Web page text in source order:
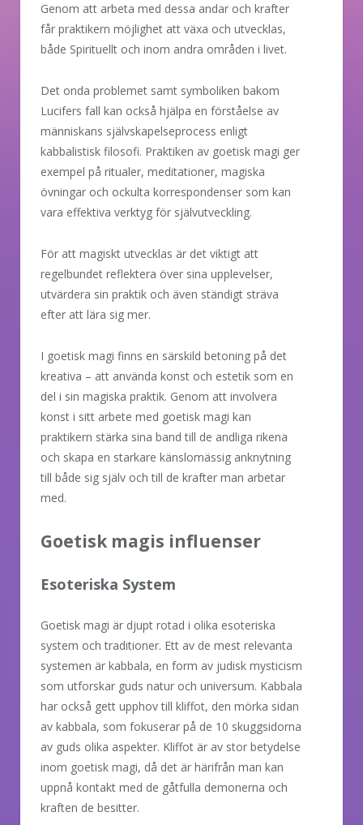
Genom att arbeta med dessa andar och krafter
får praktikern möjlighet att växa och utvecklas,
både Spirituellt och inom andra områden i livet.
Det onda problemet samt symboliken bakom
Lucifers fall kan också hjälpa en förståelse av
människans självskapelseprocess enligt
kabbalistisk filosofi. Praktiken av goetisk magi ger
exempel på ritualer, meditationer, magiska
övningar och ockulta korrespondenser som kan
vara effektiva verktyg för självutveckling.
För att magiskt utvecklas är det viktigt att
regelbundet reflektera över sina upplevelser,
utvärdera sin praktik och även ständigt sträva
efter att lära sig mer.
I goetisk magi finns en särskild betoning på det
kreativa – att använda konst och estetik som en
del i sin magiska praktik. Genom att involvera
konst i sitt arbete med goetisk magi kan
praktikern stärka sina band till de andliga rikena
och skapa en starkare känslomässig anknytning
till både sig själv och till de krafter man arbetar
med.
Goetisk magis influenser
Esoteriska System
Goetisk magi är djupt rotad i olika esoteriska
system och traditioner. Ett av de mest relevanta
systemen är kabbala, en form av judisk mysticism
som utforskar guds natur och universum. Kabbala
har också gett upphov till kliffot, den mörka sidan
av kabbala, som fokuserar på de 10 skuggsidorna
av guds olika aspekter. Kliffot är av stor betydelse
inom goetisk magi, då det är härifrån man kan
uppnå kontakt med de gåtfulla demonerna och
kraften de besitter.